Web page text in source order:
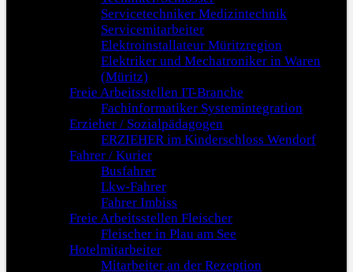
Servicetechniker Medizintechnik
Servicemitarbeiter
Elektroinstallateur Müritzregion
Elektriker und Mechatroniker in Waren
(Müritz)
Freie Arbeitsstellen IT-Branche
Fachinformatiker Systemintegration
Erzieher / Sozialpädagogen
ERZIEHER im Kinderschloss Wendorf
Fahrer / Kurier
Busfahrer
Lkw-Fahrer
Fahrer Imbiss
Freie Arbeitsstellen Fleischer
Fleischer in Plau am See
Hotelmitarbeiter
Mitarbeiter an der Rezeption